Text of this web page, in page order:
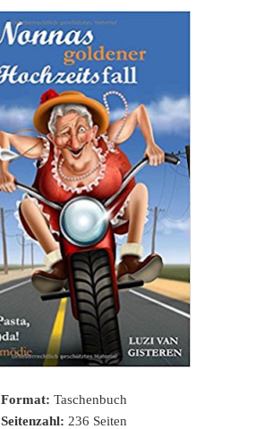
Format: Taschenbuch
Seitenzahl: 236 Seiten